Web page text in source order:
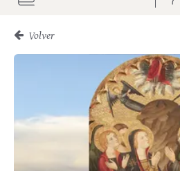
Volver